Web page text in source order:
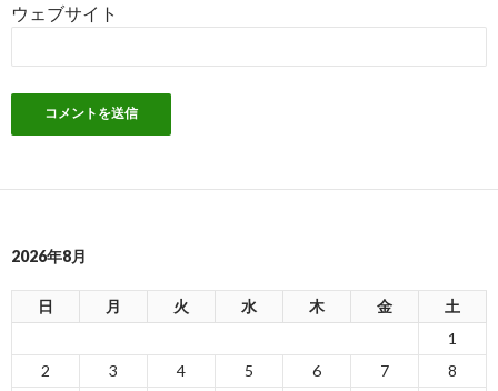
ウェブサイト
2026年8月
日 月 火 水 木 金 土
1
2
3 4 5 6 7
8